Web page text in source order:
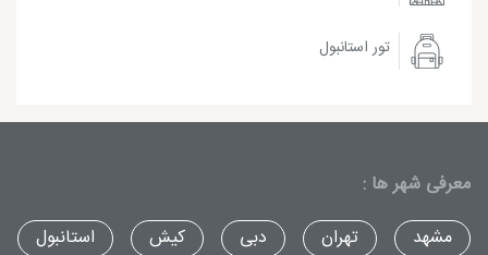
تور استانبول
معرفی شهر ها :
مشهد
تهران دبی کیش
استانبول